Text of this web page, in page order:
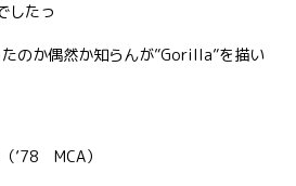
したっ
のか偶然か知らんが”Gorilla”を描い
’78 MCA）